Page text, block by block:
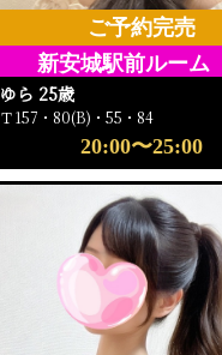
新安城駅前ルー
ご予約完売
ゆら 25歳
Ｔ157・80(B)・55・84
20:00〜25:00